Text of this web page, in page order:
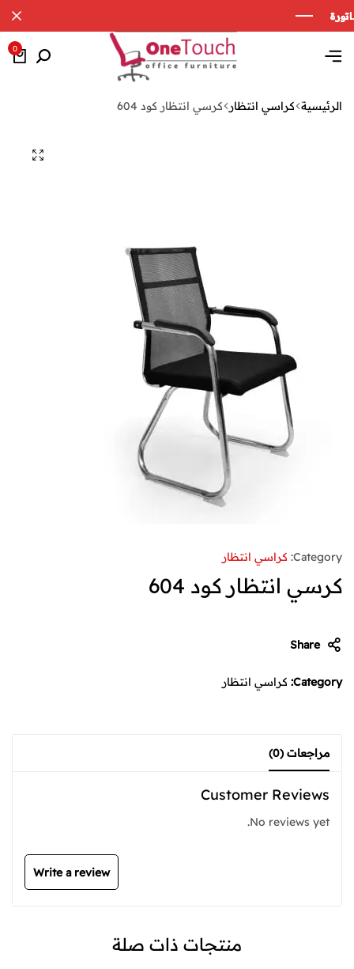
0
الرئيسية كراسي انتظار كرسي انتظار كود 604
Category: كراسي انتظار
كرسي انتظار كود 604
Share
Category: كراسي انتظار
مراجعات (0)
Customer Reviews
No reviews yet.
Write a review
منتجات ذات صلة